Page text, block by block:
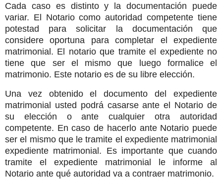
Cada caso es distinto y la documentación puede
variar. El Notario como autoridad competente tiene
potestad para solicitar la documentación que
considere oportuna para completar el expediente
matrimonial. El notario que tramite el expediente no
tiene que ser el mismo que luego formalice el
matrimonio. Este notario es de su libre elección.
Una vez obtenido el documento del expediente
matrimonial usted podrá casarse ante el Notario de
su elección o ante cualquier otra autoridad
competente. En caso de hacerlo ante Notario puede
ser el mismo que le tramite el expediente matrimonial
expediente matrimonial. Es importante que cuando
tramite el expediente matrimonial le informe al
Notario ante qué autoridad va a contraer matrimonio.